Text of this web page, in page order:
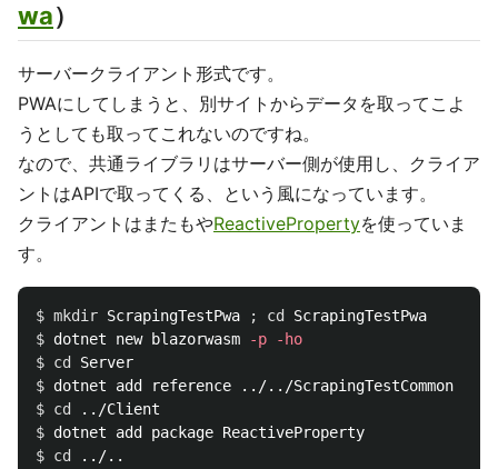
wa）
サーバークライアント形式です。
PWAにしてしまうと、別サイトからデータを取ってこよ
うとしても取ってこれないのですね。
なので、共通ライブラリはサーバー側が使用し、クライア
ントはAPIで取ってくる、という風になっています。
クライアントはまたもやReactivePropertyを使っていま
す。
$ mkdir ScrapingTestPwa ; cd
$ dotnet new blazorwasm -p
-ho
$ cd
$
$ cd
$
$ cd